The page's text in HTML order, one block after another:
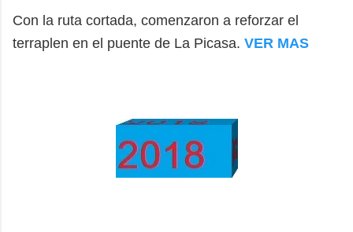
Con la ruta cortada, comenzaron a reforzar el
terraplen en el puente de La Picasa. VER MAS